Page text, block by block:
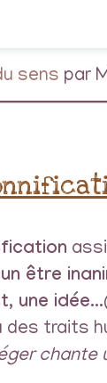
sens par
être
une idée.
des traits
chante